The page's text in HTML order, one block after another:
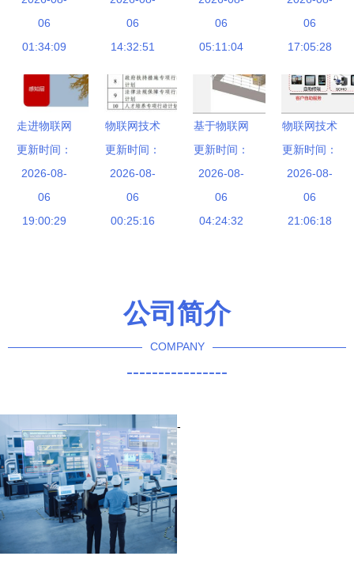
点项目建设
加速度！
06
01:34:09
网“未来环
保”新范式
06
14:32:51
球工业物联
网展望 技
的万亿市场
06
05:11:04
2019深圳
物联网展
06
17:05:28
走进物联网
技术大咖
解码副中心
首家科创板
企业的上下
更新时间：
2026-08-
06
19:00:29
物联网技术
研发专项行
动计划 开
启智能互联
新篇章
更新时间：
2026-08-
06
00:25:16
基于物联网
技术的智慧
园区解决方
案 核心技
术研发与创
更新时间：
2026-08-
06
04:24:32
物联网技术
研发驱动下
的智慧园区
解决方案
更新时间：
2026-08-
06
21:06:18
公司简介
COMPANY
----------------
-